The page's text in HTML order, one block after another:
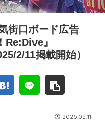
街口ボード広告
Re:Dive』
2/11掲載開始）
2025.02.11